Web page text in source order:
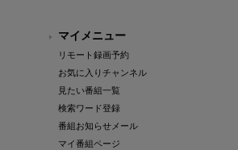
マイメニュー
リモート録画予約
お気に入りチャンネル
見たい番組一覧
検索ワード登録
番組お知らせメール
マイ番組ページ